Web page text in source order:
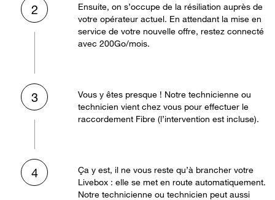
2
Ensuite, on s’occupe de la résiliation auprès de
votre opérateur actuel. En attendant la mise en
service de votre nouvelle offre, restez connecté
avec 200Go/mois.
3
Vous y êtes presque ! Notre technicienne ou
technicien vient chez vous pour effectuer le
raccordement Fibre (l’intervention est incluse).
4
Ça y est, il ne vous reste qu’à brancher votre
Livebox : elle se met en route automatiquement.
Notre technicienne ou technicien peut aussi